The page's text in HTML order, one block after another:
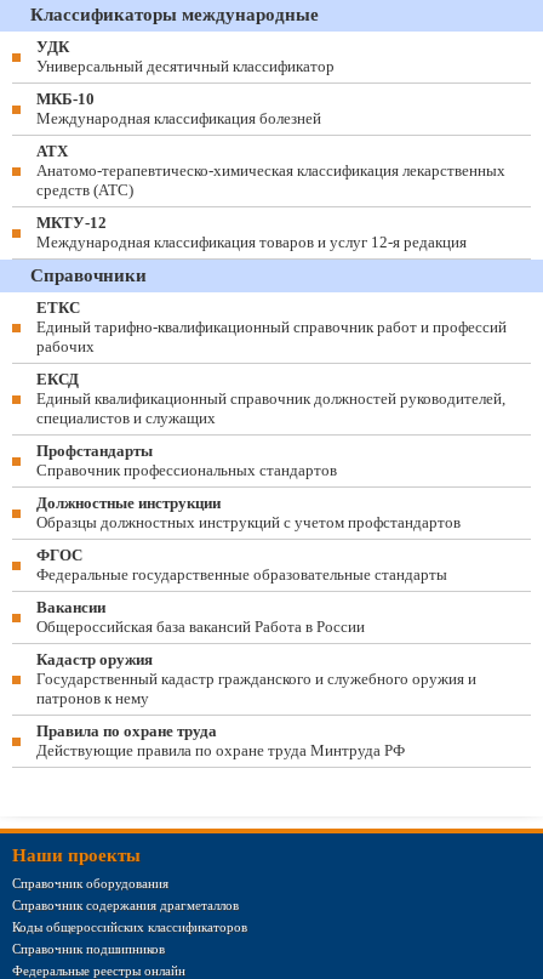
Классификаторы международные
УДК
Универсальный десятичный классификатор
МКБ-10
Международная классификация болезней
АТХ
Анатомо-терапевтическо-химическая классификация лекарственных
средств (ATC)
МКТУ-12
Международная классификация товаров и услуг 12-я редакция
Справочники
ЕТКС
Единый тарифно-квалификационный справочник работ и профессий
рабочих
ЕКСД
Единый квалификационный справочник должностей руководителей,
специалистов и служащих
Профстандарты
Справочник профессиональных стандартов
Должностные инструкции
Образцы должностных инструкций с учетом профстандартов
ФГОС
Федеральные государственные образовательные стандарты
Вакансии
Общероссийская база вакансий Работа в России
Кадастр оружия
Государственный кадастр гражданского и служебного оружия и
патронов к нему
Правила по охране труда
Действующие правила по охране труда Минтруда РФ
Наши проекты
Справочник оборудования
Справочник содержания драгметаллов
Коды общероссийских классификаторов
Справочник подшипников
Федеральные реестры онлайн